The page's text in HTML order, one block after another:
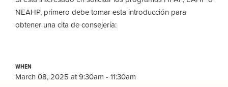
NEAHP, primero debe tomar esta introducción para
obtener una cita de consejería:
WHEN
March 08, 2025 at 9:30am - 11:30am